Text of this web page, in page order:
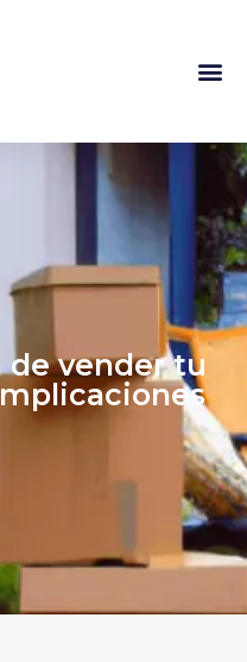
de vender tu